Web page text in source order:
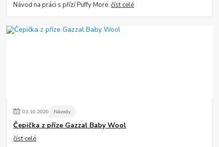
Návod na práci s přízí Puffy More.číst celé
03.10.2020 Návody
Čepička z příze Gazzal Baby Wool
číst celé